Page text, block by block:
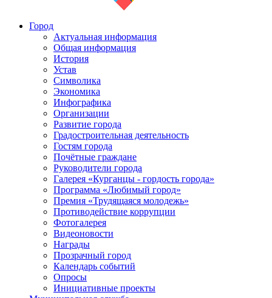
Город
Актуальная информация
Общая информация
История
Устав
Символика
Экономика
Инфографика
Организации
Развитие города
Градостроительная деятельность
Гостям города
Почётные граждане
Руководители города
Галерея «Курганцы - гордость города»
Программа «Любимый город»
Премия «Трудящаяся молодежь»
Противодействие коррупции
Фотогалерея
Видеоновости
Награды
Прозрачный город
Календарь событий
Опросы
Инициативные проекты